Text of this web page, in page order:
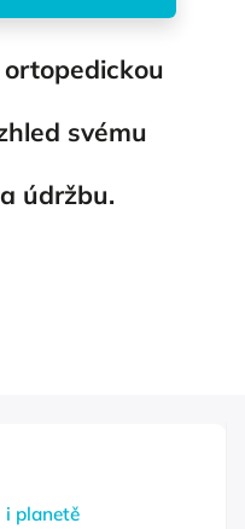
svému
údržbu.
i planetě